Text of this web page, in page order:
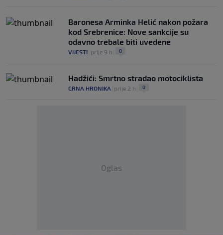
Baronesa Arminka Helić nakon požara
kod Srebrenice: Nove sankcije su
odavno trebale biti uvedene
VIJESTI prije 9 h 0
Hadžići: Smrtno stradao motociklista
CRNA HRONIKA prije 2 h 0
Oglas